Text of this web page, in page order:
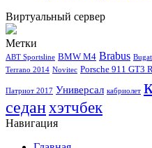
Виртуальный сервер
Метки
ABT Sportsline BMW M4 Brabus
Terrano 2014 Novitec Porsche 911 GT3
Патриот 2017 Универсал кабриолет
седанхэтчбек
Навигация